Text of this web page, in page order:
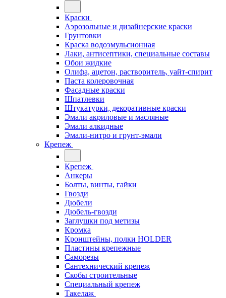
Краски
Аэрозольные и дизайнерские краски
Грунтовки
Краска водоэмульсионная
Лаки, антисептики, специальные составы
Обои жидкие
Олифа, ацетон, растворитель, уайт-спирит
Паста колеровочная
Фасадные краски
Шпатлевки
Штукатурки, декоративные краски
Эмали акриловые и масляные
Эмали алкидные
Эмали-нитро и грунт-эмали
Крепеж
Крепеж
Анкеры
Болты, винты, гайки
Гвозди
Дюбели
Дюбель-гвозди
Заглушки под метизы
Кромка
Кронштейны, полки НОLDER
Пластины крепежные
Саморезы
Сантехнический крепеж
Скобы строительные
Специальный крепеж
Такелаж